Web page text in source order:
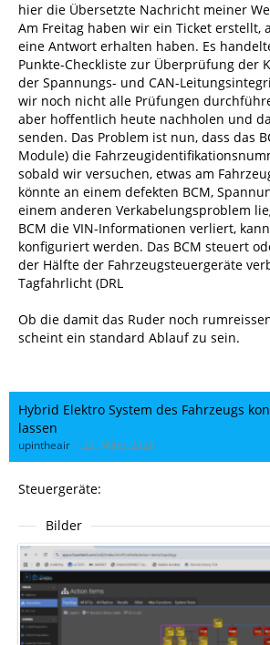
hier die Übersetzte Nachricht meiner
Am Freitag haben wir ein Ticket erstellt,
eine Antwort erhalten haben. Es
Punkte-Checkliste zur Überprüfung der
der Spannungs- und CAN-
wir noch nicht alle Prüfungen
aber hoffentlich heute nachholen und
senden. Das Problem ist nun, dass das
Module) die
sobald wir versuchen, etwas am
könnte an einem defekten BCM,
einem anderen Verkabelungsproblem
BCM die VIN-Informationen verliert,
konfiguriert werden. Das BCM steuert
der Hälfte der Fahrzeugsteuergeräte
Tagfahrlicht (DRL
Ob die damit das Ruder noch
scheint ein standard Ablauf zu sein.
Hybrid Elektro System des Fahrzeugs
lassen
upintheair 23. März 2026
Steuergeräte:
Bilder